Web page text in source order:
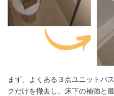
まず、よくある３点ユニットバ
クだけを撤去し、床下の補強と